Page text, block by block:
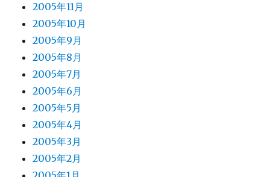
2005年11月
2005年10月
2005年9月
2005年8月
2005年7月
2005年6月
2005年5月
2005年4月
2005年3月
2005年2月